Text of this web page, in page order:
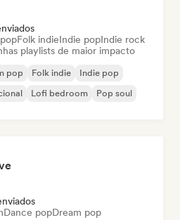
Folk indieIndie popIndie rock
playlists de maior impacto
pop Folk indie
Indie pop
Lofi bedroom Pop soul
Dance popDream pop